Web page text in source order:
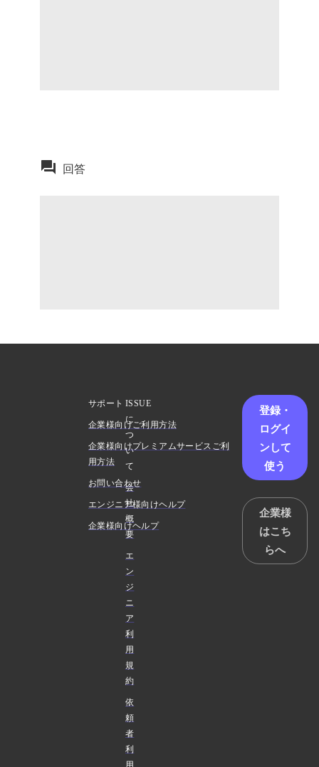
回答
ISSUE
に
つ
い
て
会
社
概
要
エ
ン
ジ
ニ
ア
利
用
規
約
依
頼
者
利
用
サポート
企業様向けご利用方法
企業様向けプレミアムサービスご利
用方法
お問い合わせ
エンジニア様向けヘルプ
企業様向けヘルプ
登録・
ログイ
ンして
使う
企業様
はこち
らへ